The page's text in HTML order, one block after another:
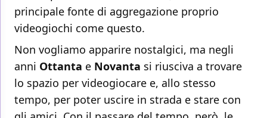
principale fonte di aggregazione proprio
videogiochi come questo.
Non vogliamo apparire nostalgici, ma negli
anni Ottanta e Novanta si riusciva a trovare
lo spazio per videogiocare e, allo stesso
tempo, per poter uscire in strada e stare con